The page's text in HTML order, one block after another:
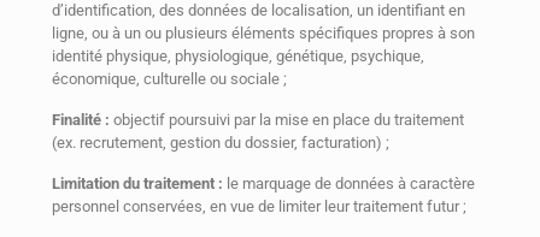
d’identification, des données de localisation, un identifiant en
ligne, ou à un ou plusieurs éléments spécifiques propres à son
identité physique, physiologique, génétique, psychique,
économique, culturelle ou sociale ;
Finalité : objectif poursuivi par la mise en place du traitement
(ex. recrutement, gestion du dossier, facturation) ;
Limitation du traitement : le marquage de données à caractère
personnel conservées, en vue de limiter leur traitement futur ;